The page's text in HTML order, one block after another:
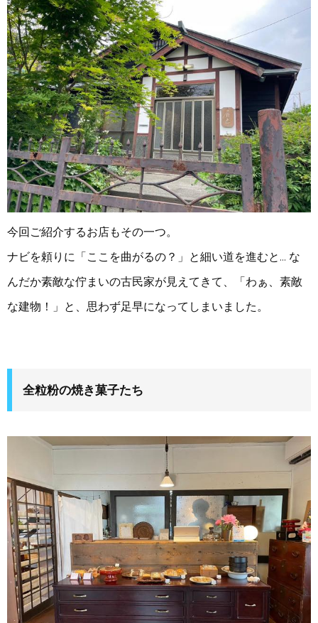
今回ご紹介するお店もその一つ。
ナビを頼りに「ここを曲がるの？」と細い道を進むと… な
んだか素敵な佇まいの古民家が見えてきて、「わぁ、素敵
な建物！」と、思わず足早になってしまいました。
全粒粉の焼き菓子たち